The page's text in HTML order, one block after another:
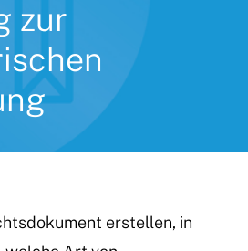
zur
erstellen, in